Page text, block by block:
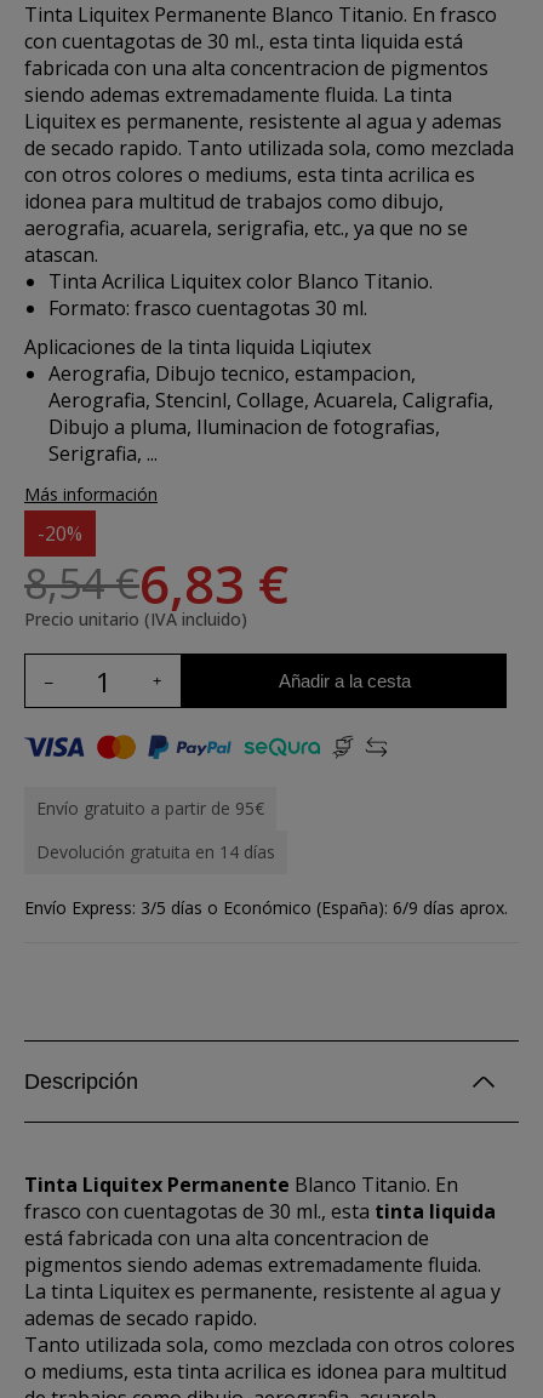
Tinta Liquitex Permanente Blanco Titanio. En frasco
con cuentagotas de 30 ml., esta tinta liquida está
fabricada con una alta concentracion de pigmentos
siendo ademas extremadamente fluida. La tinta
Liquitex es permanente, resistente al agua y ademas
de secado rapido. Tanto utilizada sola, como mezclada
con otros colores o mediums, esta tinta acrilica es
idonea para multitud de trabajos como dibujo,
aerografia, acuarela, serigrafia, etc., ya que no se
atascan.
Tinta Acrilica Liquitex color Blanco Titanio.
Formato: frasco cuentagotas 30 ml.
Aplicaciones de la tinta liquida Liqiutex
Aerografia, Dibujo tecnico, estampacion,
Aerografia, Stencinl, Collage, Acuarela, Caligrafia,
Dibujo a pluma, Iluminacion de fotografias,
Serigrafia, ...
Más información
-20%
8,54 €6,83 €
Precio unitario (IVA incluido)
Añadir a la cesta
Envío gratuito a partir de 95€
Devolución gratuita en 14 días
Envío Express: 3/5 días o Económico (España): 6/9 días aprox.
Descripción
Tinta Liquitex Permanente Blanco Titanio. En
frasco con cuentagotas de 30 ml., esta tinta liquida
está fabricada con una alta concentracion de
pigmentos siendo ademas extremadamente fluida.
La tinta Liquitex es permanente, resistente al agua y
ademas de secado rapido.
Tanto utilizada sola, como mezclada con otros colores
o mediums, esta tinta acrilica es idonea para multitud